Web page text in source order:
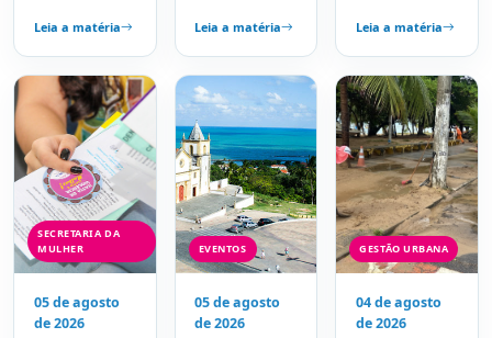
diferentes
bairros entre
os dias 10 e
14 de agosto,
com
consultas
médicas,
atendimento
odontológico,
vacinação e
exames por
chegada
Leia a matéria Leia a matéria Leia a matéria
SECRETARIA DA
MULHER
05 de agosto
de 2026
EVENTOS
05 de agosto
de 2026
GESTÃO URBANA
04 de agosto
de 2026